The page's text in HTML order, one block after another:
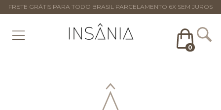
FRETE GRÁTIS PARA TODO BRASIL PARCELAMENTO 6X SEM JUROS
0